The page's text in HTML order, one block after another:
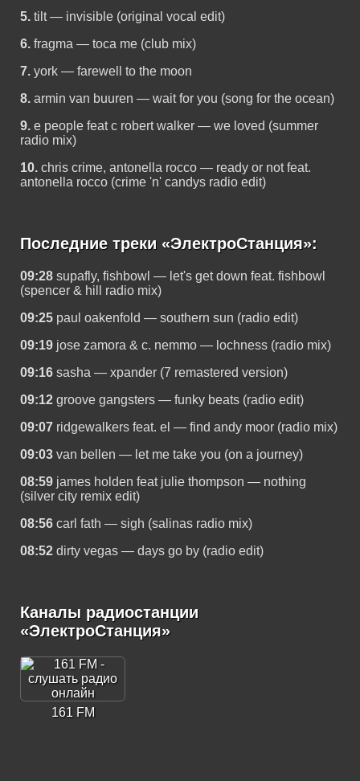
5. tilt — invisible (original vocal edit)
6. fragma — toca me (club mix)
7. york — farewell to the moon
8. armin van buuren — wait for you (song for the ocean)
9. e people feat c robert walker — we loved (summer
radio mix)
10. chris crime, antonella rocco — ready or not feat.
antonella rocco (crime 'n' candys radio edit)
Последние треки «ЭлектроСтанция»:
09:28 supafly, fishbowl — let's get down feat. fishbowl
(spencer & hill radio mix)
09:25 paul oakenfold — southern sun (radio edit)
09:19 jose zamora & c. nemmo — lochness (radio mix)
09:16 sasha — xpander (7 remastered version)
09:12 groove gangsters — funky beats (radio edit)
09:07 ridgewalkers feat. el — find andy moor (radio mix)
09:03 van bellen — let me take you (on a journey)
08:59 james holden feat julie thompson — nothing
(silver city remix edit)
08:56 carl fath — sigh (salinas radio mix)
08:52 dirty vegas — days go by (radio edit)
Каналы радиостанции
«ЭлектроСтанция»
161 FM